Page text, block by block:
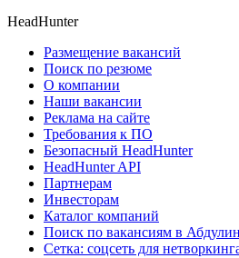
HeadHunter
Размещение вакансий
Поиск по резюме
О компании
Наши вакансии
Реклама на сайте
Требования к ПО
Безопасный HeadHunter
HeadHunter API
Партнерам
Инвесторам
Каталог компаний
Поиск по вакансиям в
Сетка: соцсеть для